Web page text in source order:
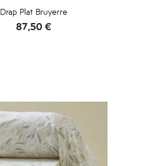
Drap Plat Bruyerre
Prix
87,50 €